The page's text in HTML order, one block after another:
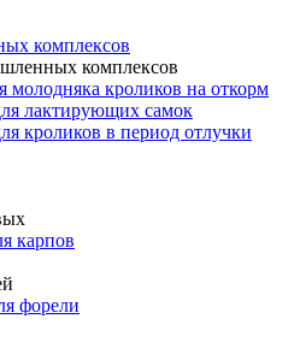
комплексов
комплексов
молодняка кроликов на откорм
лактирующих самок
кроликов в период отлучки
карпов
форели